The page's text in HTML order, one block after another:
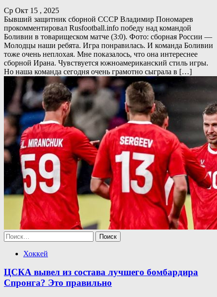
Ср Окт 15 , 2025
Бывший защитник сборной СССР Владимир Пономарев
прокомментировал Rusfootball.info победу над командой
Боливии в товарищеском матче (3:0). Фото: сборная России —
Молодцы наши ребята. Игра понравилась. И команда Боливии
тоже очень неплохая. Мне показалось, что она интереснее
сборной Ирана. Чувствуется южноамериканский стиль игры.
Но наша команда сегодня очень грамотно сыграла в […]
Найти:
Хоккей
ЦСКА вывел из состава лучшего бомбардира
Спронга? Это правильно